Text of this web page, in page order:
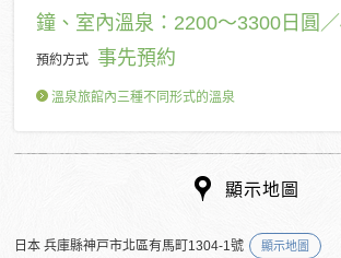
鐘、室內溫泉：2200～3300日圓
預約方式 事先預約
溫泉旅館內三種不同形式的溫泉
顯示地圖
日本 兵庫縣神戸市北區有馬町1304-1號 顯示地圖